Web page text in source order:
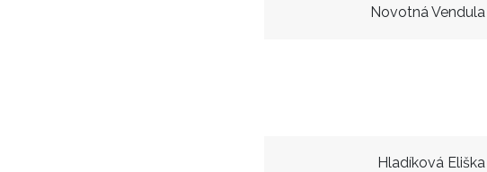
Novotná Vendula
Hladíková Eliška